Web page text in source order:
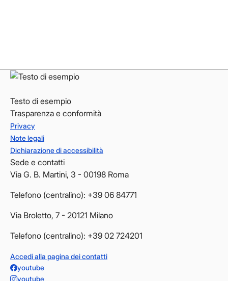
Testo di esempio
Trasparenza e conformità
Privacy
Note legali
Dichiarazione di accessibilità
Sede e contatti
Via G. B. Martini, 3 - 00198 Roma
Telefono (centralino): +39 06 84771
Via Broletto, 7 - 20121 Milano
Telefono (centralino): +39 02 724201
Accedi alla pagina dei contatti
youtube
youtube